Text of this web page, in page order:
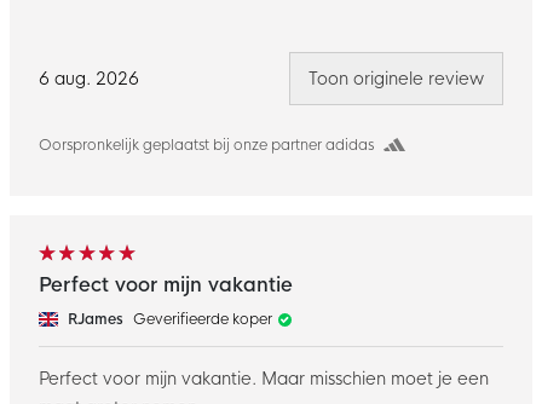
6 aug. 2026
Oorspronkelijk geplaatst bij onze partner adidas
Toon originele review
Perfect voor mijn vakantie
RJames Geverifieerde koper
Perfect voor mijn vakantie. Maar misschien moet je een